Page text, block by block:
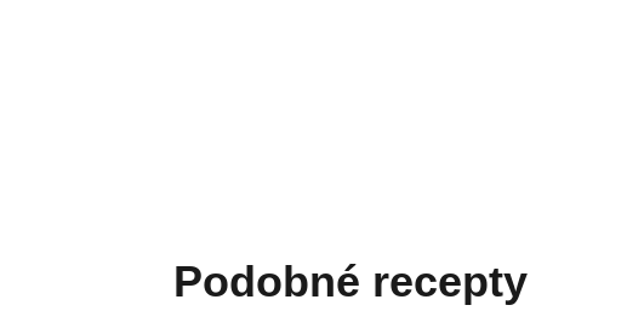
Podobné recepty